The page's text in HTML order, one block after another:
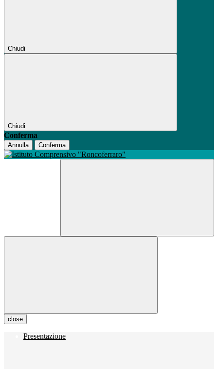
Chiudi
Chiudi
Conferma
Annulla Conferma
close
Presentazione